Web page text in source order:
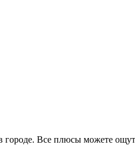
Все плюсы можете